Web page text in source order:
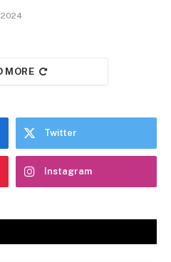
MORE
Twitter
Instagram